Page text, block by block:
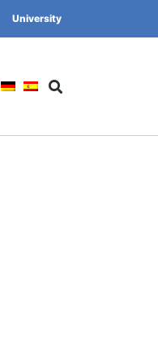
University